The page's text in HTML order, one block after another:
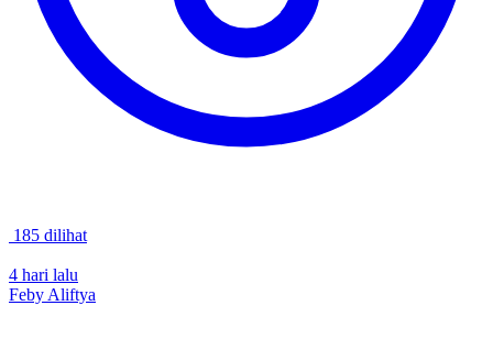
185 dilihat
4 hari lalu
Feby Aliftya